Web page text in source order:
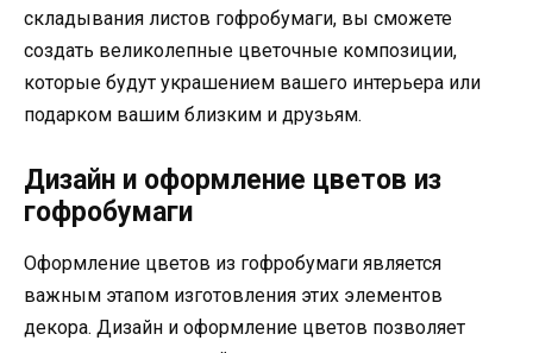
складывания листов гофробумаги, вы сможете
создать великолепные цветочные композиции,
которые будут украшением вашего интерьера или
подарком вашим близким и друзьям.
Дизайн и оформление цветов из
гофробумаги
Оформление цветов из гофробумаги является
важным этапом изготовления этих элементов
декора. Дизайн и оформление цветов позволяет